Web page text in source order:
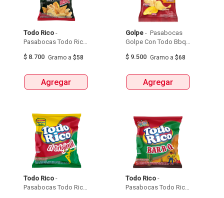
Todo Rico -
Pasabocas Todo Rico
150G
$ 8.700 Gramo a $58
Agregar
Golpe - Pasabocas
Golpe Con Todo Bbq
$ 9.500 Gramo a $68
Agregar
Todo Rico -
Pasabocas Todo Rico
Todo Rico -
Pasabocas Todo Rico